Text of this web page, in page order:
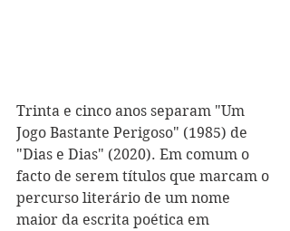
Trinta e cinco anos separam "Um
Jogo Bastante Perigoso" (1985) de
"Dias e Dias" (2020). Em comum o
facto de serem títulos que marcam o
percurso literário de um nome
maior da escrita poética em